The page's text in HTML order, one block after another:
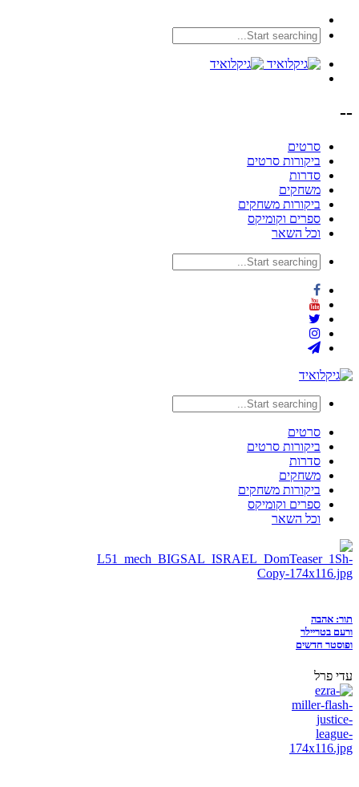
--
סרטים
ביקורות סרטים
סדרות
משחקים
ביקורות משחקים
ספרים וקומיקס
וכל השאר
סרטים
ביקורות סרטים
סדרות
משחקים
ביקורות משחקים
ספרים וקומיקס
וכל השאר
תור: אהבה
ורעם בטריילר
ופוסטר חדשים
עדי פרל